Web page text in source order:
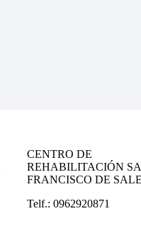
CENTRO DE
REHABILITACIÓN
FRANCISCO DE
Telf.: 0962920871